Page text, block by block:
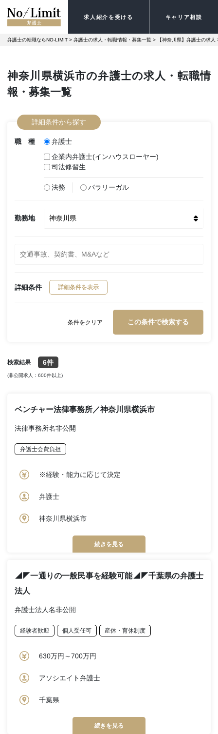
求人紹介を受ける キャリア相談
弁護士の転職ならNO-LIMIT > 弁護士の求人・転職情報・募集一覧 > 【神奈川県】弁護士の求人
神奈川県横浜市の弁護士の求人・転職情
報・募集一覧
詳細条件から探す
職 種
弁護士
企業内弁護士(インハウスローヤー)
司法修習生
法務 パラリーガル
勤務地
詳細条件 詳細条件を表示
条件をクリア この条件で検索する
検索結果 6件
(非公開求人：600件以上)
ベンチャー法律事務所／神奈川県横浜市
法律事務所名非公開
弁護士会費負担
※経験・能力に応じて決定
弁護士
神奈川県横浜市
続きを見る
◢◤一通りの一般民事を経験可能◢◤千葉県の弁護士
法人
弁護士法人名非公開
経験者歓迎 個人受任可 産休・育休制度
630万円～700万円
アソシエイト弁護士
千葉県
続きを見る